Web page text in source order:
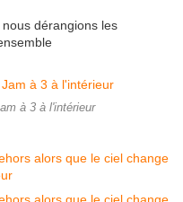
dérangions les
à 3 à l'intérieur